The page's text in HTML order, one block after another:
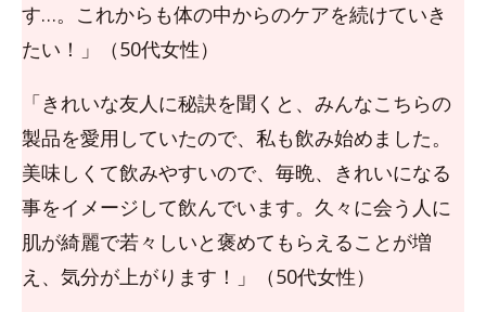
す…。これからも体の中からのケアを続けていき
たい！」（50代女性）
「きれいな友人に秘訣を聞くと、みんなこちらの
製品を愛用していたので、私も飲み始めました。
美味しくて飲みやすいので、毎晩、きれいになる
事をイメージして飲んでいます。久々に会う人に
肌が綺麗で若々しいと褒めてもらえることが増
え、気分が上がります！」（50代女性）